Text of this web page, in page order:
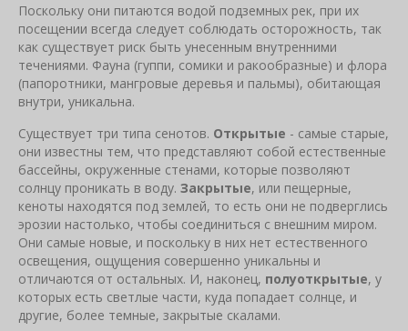
Поскольку они питаются водой подземных рек, при их
посещении всегда следует соблюдать осторожность, так
как существует риск быть унесенным внутренними
течениями. Фауна (гуппи, сомики и ракообразные) и флора
(папоротники, мангровые деревья и пальмы), обитающая
внутри, уникальна.
Существует три типа cенотов. Открытые - самые старые,
они известны тем, что представляют собой естественные
бассейны, окруженные стенами, которые позволяют
солнцу проникать в воду. Закрытые, или пещерные,
кеноты находятся под землей, то есть они не подверглись
эрозии настолько, чтобы соединиться с внешним миром.
Они самые новые, и поскольку в них нет естественного
освещения, ощущения совершенно уникальны и
отличаются от остальных. И, наконец, полуоткрытые, у
которых есть светлые части, куда попадает солнце, и
другие, более темные, закрытые скалами.